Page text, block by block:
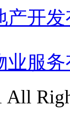
产开
业服
All